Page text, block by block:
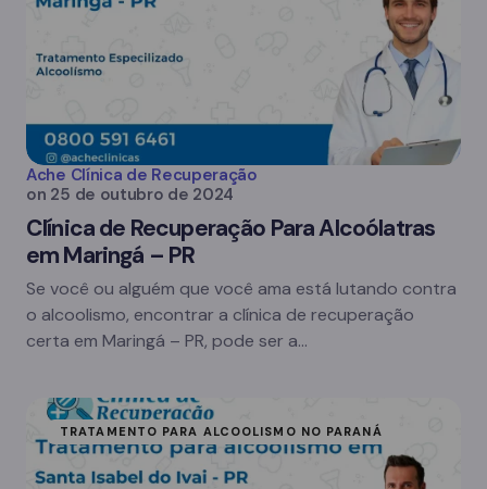
Ache Clínica de Recuperação
on 25 de outubro de 2024
Clínica de Recuperação Para Alcoólatras
em Maringá – PR
Se você ou alguém que você ama está lutando contra
o alcoolismo, encontrar a clínica de recuperação
certa em Maringá – PR, pode ser a…
TRATAMENTO PARA ALCOOLISMO NO PARANÁ